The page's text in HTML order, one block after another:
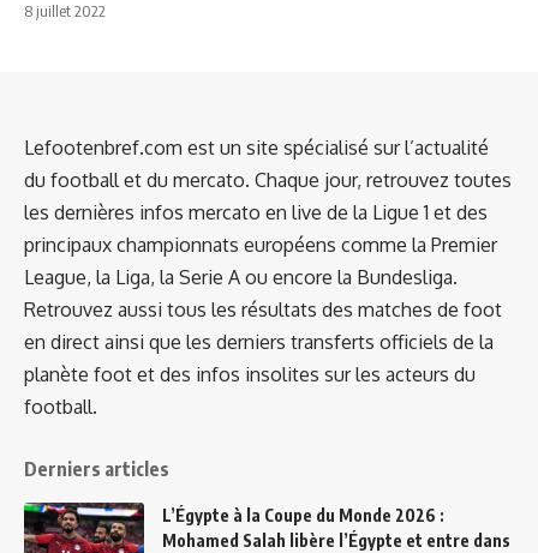
8 juillet 2022
Lefootenbref.com est un site spécialisé sur l’actualité
du football et du mercato. Chaque jour, retrouvez toutes
les dernières infos mercato en live de la Ligue 1 et des
principaux championnats européens comme la Premier
League, la Liga, la Serie A ou encore la Bundesliga.
Retrouvez aussi tous les résultats des matches de foot
en direct ainsi que les derniers transferts officiels de la
planète foot et des infos insolites sur les acteurs du
football.
Derniers articles
L’Égypte à la Coupe du Monde 2026 :
Mohamed Salah libère l’Égypte et entre dans